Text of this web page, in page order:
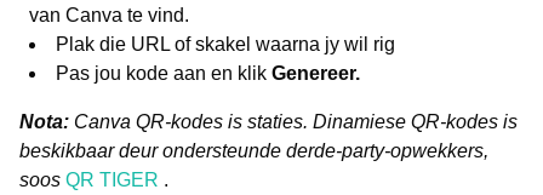
van Canva te vind.
Plak die URL of skakel waarna jy wil rig
Pas jou kode aan en klik Genereer.
Nota: Canva QR-kodes is staties. Dinamiese QR-kodes is
beskikbaar deur ondersteunde derde-party-opwekkers,
soos QR TIGER .